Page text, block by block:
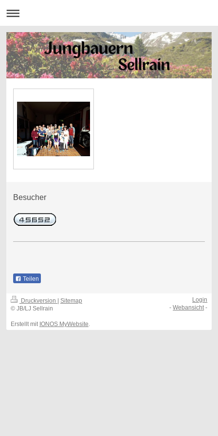
Besucher
Teilen
Druckversion | Sitemap
© JB/LJ Sellrain
Erstellt mit IONOS MyWebsite
Login
-Webansicht -